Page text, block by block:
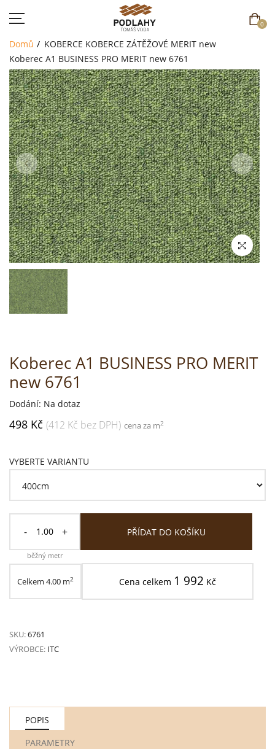
0
DOMŮ
SORTIMENT
AKCE
CENÍK
REFERENCE
SOUTĚŽ
KONTAKT
Domů KOBERCE KOBERCE ZÁTĚŽOVÉ MERIT new
Koberec A1 BUSINESS PRO MERIT new 6761
Koberec A1 BUSINESS PRO MERIT
new 6761
Dodání: Na dotaz
498 Kč (412 Kč bez DPH) cena za m2
VYBERTE VARIANTU
- +
běžný metr
PŘÍDAT DO KOŠÍKU
Celkem 4.00 m2 Cena celkem 1 992 Kč
SKU:6761
VÝROBCE: ITC
POPIS
PARAMETRY